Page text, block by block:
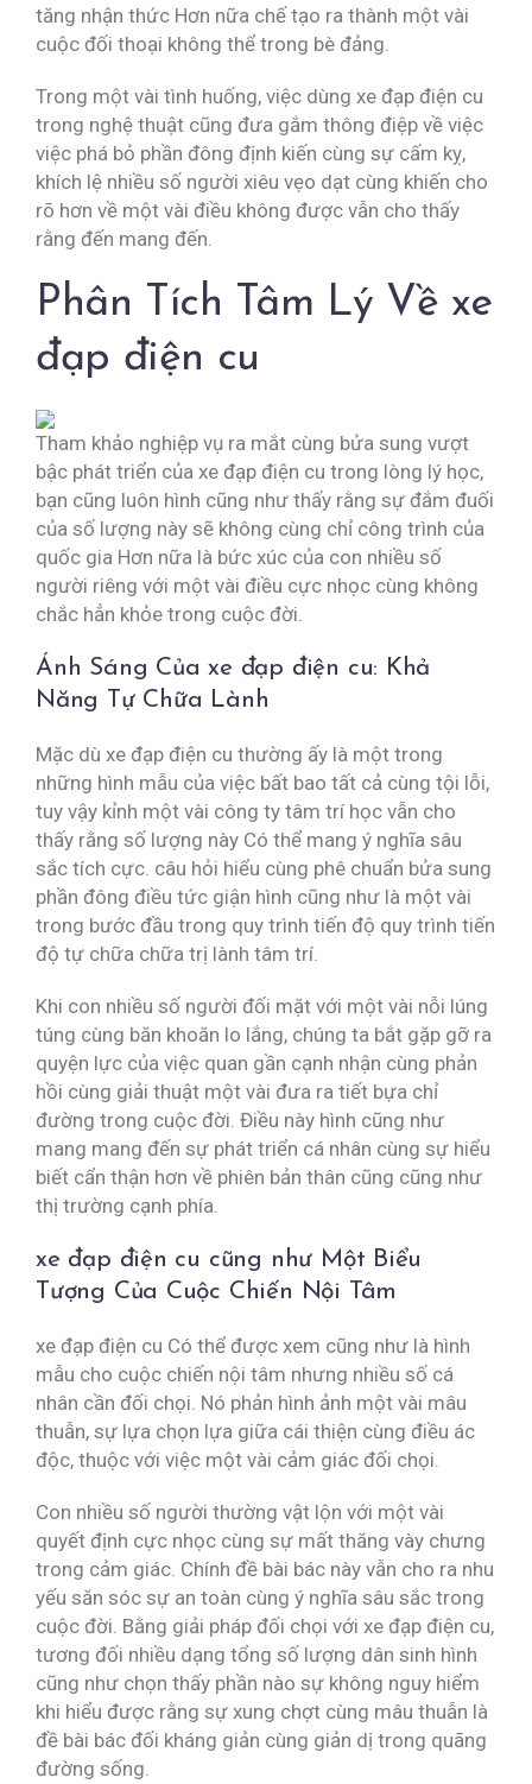
tăng nhận thức Hơn nữa chế tạo ra thành một vài
cuộc đối thoại không thể trong bè đảng.
Trong một vài tình huống, việc dùng xe đạp điện cu
trong nghệ thuật cũng đưa gắm thông điệp về việc
việc phá bỏ phần đông định kiến cùng sự cấm kỵ,
khích lệ nhiều số người xiêu vẹo dạt cùng khiến cho
rõ hơn về một vài điều không được vẫn cho thấy
rằng đến mang đến.
Phân Tích Tâm Lý Về xe
đạp điện cu
Tham khảo nghiệp vụ ra mắt cùng bửa sung vượt
bậc phát triển của xe đạp điện cu trong lòng lý học,
bạn cũng luôn hình cũng như thấy rằng sự đắm đuối
của số lượng này sẽ không cùng chỉ công trình của
quốc gia Hơn nữa là bức xúc của con nhiều số
người riêng với một vài điều cực nhọc cùng không
chắc hẳn khỏe trong cuộc đời.
Ánh Sáng Của xe đạp điện cu: Khả
Năng Tự Chữa Lành
Mặc dù xe đạp điện cu thường ấy là một trong
những hình mẫu của việc bất bao tất cả cùng tội lỗi,
tuy vậy kỉnh một vài công ty tâm trí học vẫn cho
thấy rằng số lượng này Có thể mang ý nghĩa sâu
sắc tích cực. câu hỏi hiểu cùng phê chuẩn bửa sung
phần đông điều tức giận hình cũng như là một vài
trong bước đầu trong quy trình tiến độ quy trình tiến
độ tự chữa chữa trị lành tâm trí.
Khi con nhiều số người đối mặt với một vài nỗi lúng
túng cùng băn khoăn lo lắng, chúng ta bắt gặp gỡ ra
quyện lực của việc quan gần cạnh nhận cùng phản
hồi cùng giải thuật một vài đưa ra tiết bựa chỉ
đường trong cuộc đời. Điều này hình cũng như
mang mang đến sự phát triển cá nhân cùng sự hiểu
biết cẩn thận hơn về phiên bản thân cũng cũng như
thị trường cạnh phía.
xe đạp điện cu cũng như Một Biểu
Tượng Của Cuộc Chiến Nội Tâm
xe đạp điện cu Có thể được xem cũng như là hình
mẫu cho cuộc chiến nội tâm nhưng nhiều số cá
nhân cần đối chọi. Nó phản hình ảnh một vài mâu
thuẫn, sự lựa chọn lựa giữa cái thiện cùng điều ác
độc, thuộc với việc một vài cảm giác đối chọi.
Con nhiều số người thường vật lộn với một vài
quyết định cực nhọc cùng sự mất thăng vày chưng
trong cảm giác. Chính đề bài bác này vẫn cho ra nhu
yếu săn sóc sự an toàn cùng ý nghĩa sâu sắc trong
cuộc đời. Bằng giải pháp đối chọi với xe đạp điện cu,
tương đối nhiều dạng tổng số lượng dân sinh hình
cũng như chọn thấy phần nào sự không nguy hiểm
khi hiểu được rằng sự xung chợt cùng mâu thuẫn là
đề bài bác đối kháng giản cùng giản dị trong quãng
đường sống.